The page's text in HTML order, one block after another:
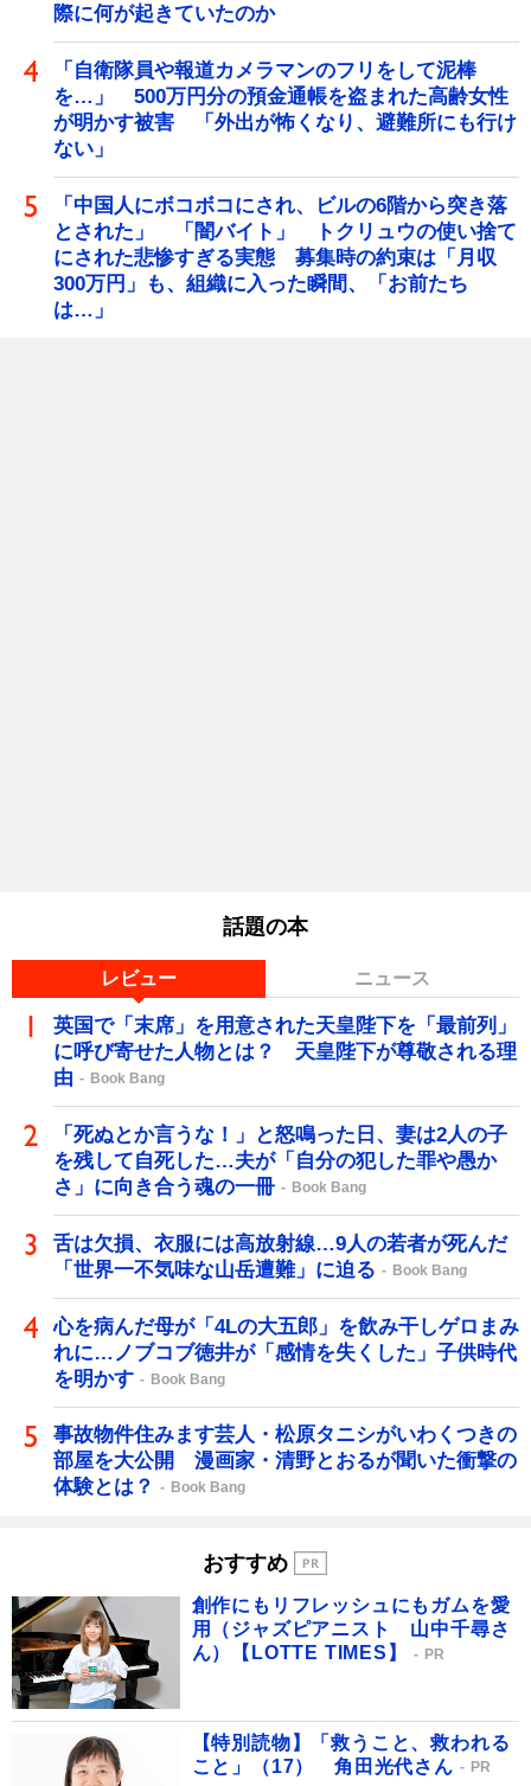
際に何が起きていたのか
「自衛隊員や報道カメラマンのフリをして泥棒
を…」 500万円分の預金通帳を盗まれた高齢女性
が明かす被害 「外出が怖くなり、避難所にも行け
ない」
「中国人にボコボコにされ、ビルの6階から突き落
とされた」 「闇バイト」 トクリュウの使い捨て
にされた悲惨すぎる実態 募集時の約束は「月収
300万円」も、組織に入った瞬間、「お前たち
は…」
話題の本
レビュー ニュース
英国で「末席」を用意された天皇陛下を「最前列」
に呼び寄せた人物とは？ 天皇陛下が尊敬される理
由
Book Bang
「死ぬとか言うな！」と怒鳴った日、妻は2人の子
を残して自死した…夫が「自分の犯した罪や愚か
さ」に向き合う魂の一冊
Book Bang
舌は欠損、衣服には高放射線…9人の若者が死んだ
「世界一不気味な山岳遭難」に迫る
Book Bang
心を病んだ母が「4Lの大五郎」を飲み干しゲロまみ
れに…ノブコブ徳井が「感情を失くした」子供時代
を明かす
Book Bang
事故物件住みます芸人・松原タニシがいわくつきの
部屋を大公開 漫画家・清野とおるが聞いた衝撃の
体験とは？
Book Bang
おすすめ
創作にもリフレッシュにもガムを愛
用（ジャズピアニスト 山中千尋さ
ん）【LOTTE TIMES】
PR
【特別読物】「救うこと、救われる
こと」（17） 角田光代さん
PR